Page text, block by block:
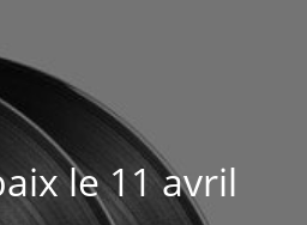
le 11 avril